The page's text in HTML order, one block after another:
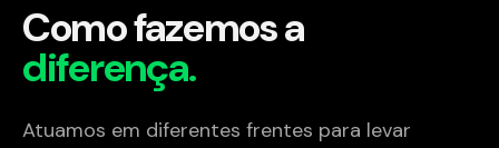
Como fazemos a
diferença.
Atuamos em diferentes frentes para levar